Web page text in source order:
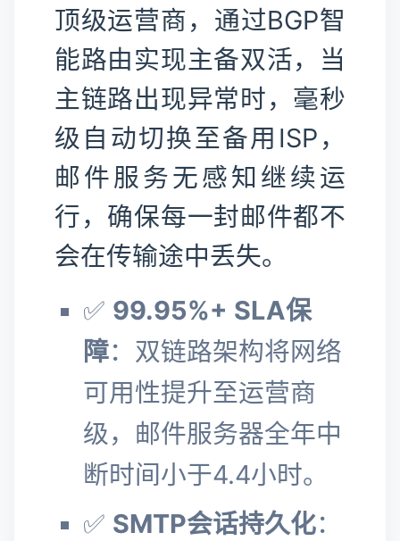
顶级运营商，通过BGP智
能路由实现主备双活，当
主链路出现异常时，毫秒
级自动切换至备用ISP，
邮件服务无感知继续运
行，确保每一封邮件都不
会在传输途中丢失。
✅ 99.95%+ SLA保
障：双链路架构将网络
可用性提升至运营商
级，邮件服务器全年中
断时间小于4.4小时。
✅ SMTP会话持久化：